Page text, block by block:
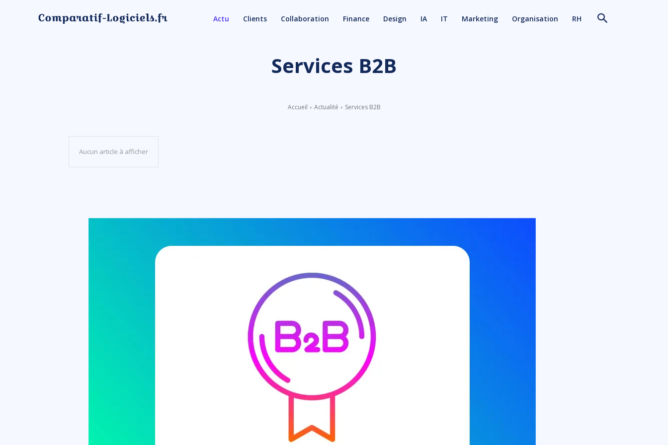
Actu Clients Collaboration Finance Design IA IT Marketing Organisation RH
Services B2B
Accueil Actualité Services B2B
Aucun article à afficher